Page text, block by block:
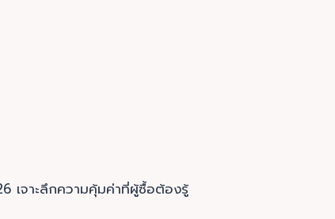
เจาะลึกความคุ้มค่าที่ผู้ซื้อต้องรู้